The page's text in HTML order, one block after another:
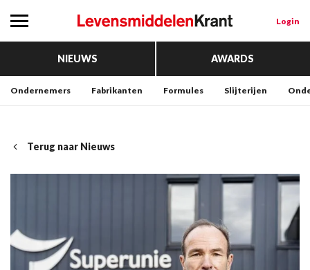
Login
NIEUWS AWARDS
Ondernemers Fabrikanten Formules Slijterijen
Terug naar Nieuws